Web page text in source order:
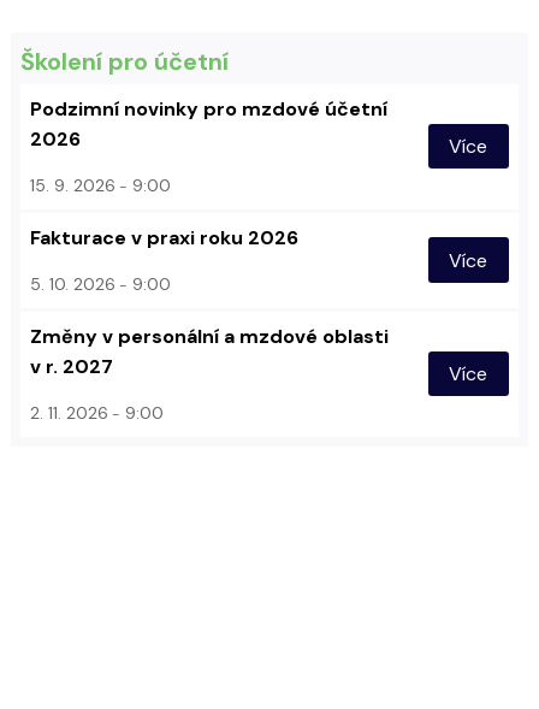
Školení pro účetní
Podzimní novinky pro mzdové účetní
2026
15. 9. 2026 9:00
Více
Fakturace v praxi roku 2026
5. 10. 2026 9:00
Více
Změny v personální a mzdové oblasti
v r. 2027
2. 11. 2026 9:00
Více